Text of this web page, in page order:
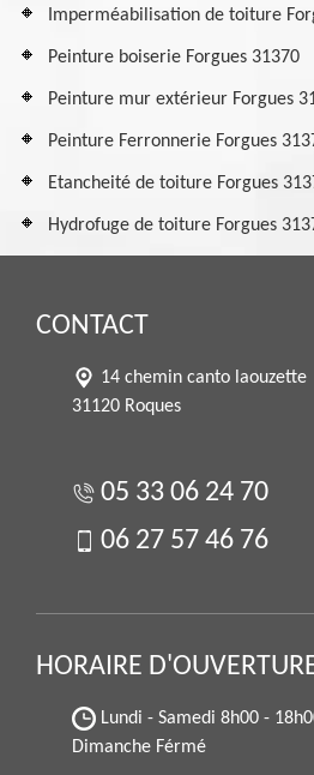
Imperméabilisation de toiture
Peinture boiserie Forgues 31370
Peinture mur extérieur Forgues
Peinture Ferronnerie Forgues
Etancheité de toiture Forgues
Hydrofuge de toiture Forgues
CONTACT
14 chemin canto laouzette
31120 Roques
05 33 06 24 70
06 27 57 46 76
HORAIRE
Lundi - Samedi 8h00 -
Dimanche Férmé